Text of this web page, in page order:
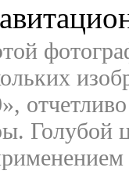
Голубой